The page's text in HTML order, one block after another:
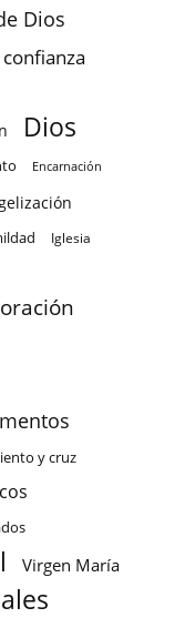
Dios
confianza
Dios
Encarnación
Iglesia
y cruz
Virgen María